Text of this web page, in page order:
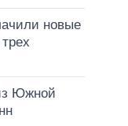
новые
Южной